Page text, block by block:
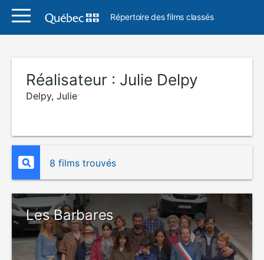
Répertoire des films classés
Réalisateur : Julie Delpy
Delpy, Julie
8 films trouvés
Les Barbares